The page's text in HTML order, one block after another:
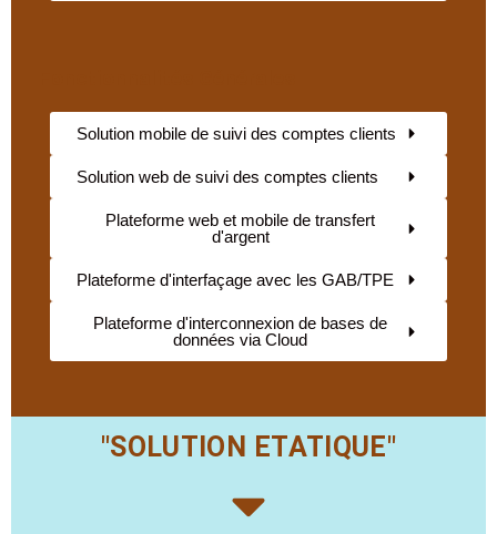
Solution mobile de suivi des comptes clients
Solution web de suivi des comptes clients
Plateforme web et mobile de transfert
d'argent
Plateforme d'interfaçage avec les GAB/TPE
Plateforme d'interconnexion de bases de
données via Cloud
"SOLUTION ETATIQUE"